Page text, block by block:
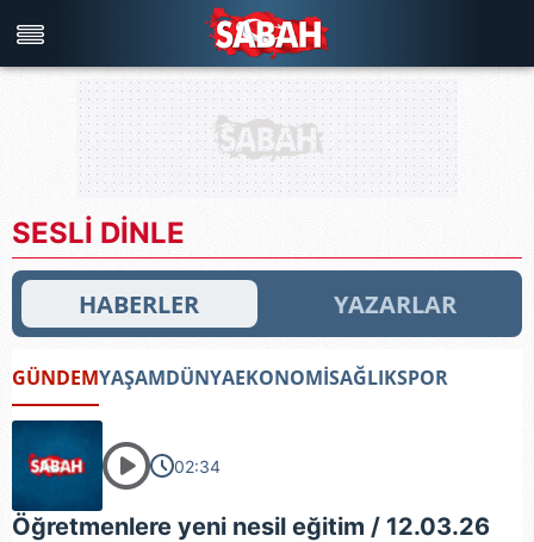
Türkiye'nin en iyi haber sitesi
SESLİ DİNLE
HABERLER YAZARLAR
GÜNDEMYAŞAMDÜNYAEKONOMİSAĞLIKSPOR
02:34
Öğretmenlere yeni nesil eğitim / 12.03.26